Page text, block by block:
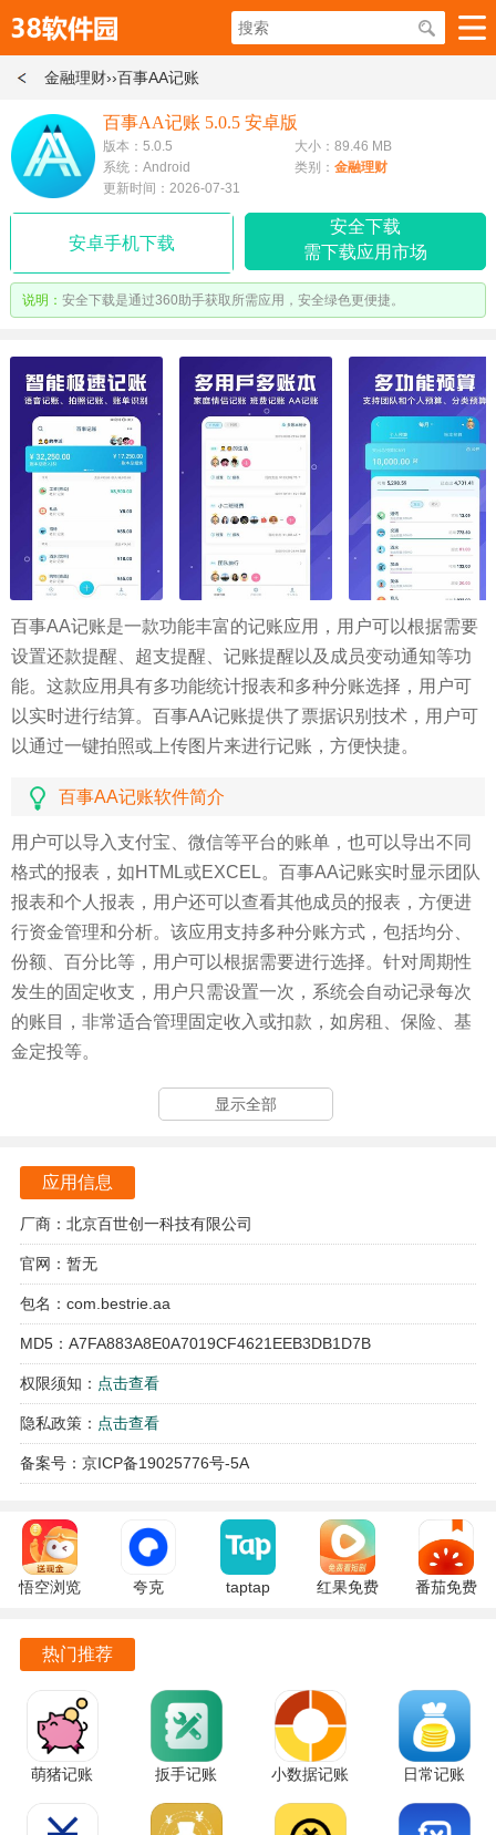
金融理财››百事AA记账
百事AA记账 5.0.5 安卓版
版本：5.0.5
大小：89.46 MB
系统：Android
类别： 金融理财
更新时间：2026-07-31
安卓手机下载
安全下载
需下载应用市场
说明： 安全下载是通过360助手获取所需应用，安全绿色更便捷。
百事AA记账是一款功能丰富的记账应用，用户可以根据需要
设置还款提醒、超支提醒、记账提醒以及成员变动通知等功
能。这款应用具有多功能统计报表和多种分账选择，用户可
以实时进行结算。百事AA记账提供了票据识别技术，用户可
以通过一键拍照或上传图片来进行记账，方便快捷。
百事AA记账软件简介
用户可以导入支付宝、微信等平台的账单，也可以导出不同
格式的报表，如HTML或EXCEL。百事AA记账实时显示团队
报表和个人报表，用户还可以查看其他成员的报表，方便进
行资金管理和分析。该应用支持多种分账方式，包括均分、
份额、百分比等，用户可以根据需要进行选择。针对周期性
发生的固定收支，用户只需设置一次，系统会自动记录每次
的账目，非常适合管理固定收入或扣款，如房租、保险、基
金定投等。
百事AA记账平台优势
日、月、年以及不同类别设定预算，帮助用户合理规划财
用户可以使用语音记账功能，实现智能分类，系统可以自动
识别金额、币种、时间、分类、描述，极大地减轻了用户的
记账压力。
这款应用是一款专业的多人分账工具，支持多账本多币种，
具备多人结算、预算、语音记账、拍照记账、定时周期记
账、统计报表、自定义汇率等功能。
适用于家庭情侣记账、班费记账、多人旅行记账、合伙经营
百事AA记账功能描述
百事AA记账是一款功能强大、操作简便的记账应用，为用户
队的财务，实现财务自由和规划。
显示全部
应用信息
厂商：北京百世创一科技有限公司
官网：暂无
包名：com.bestrie.aa
MD5：A7FA883A8E0A7019CF4621EEB3DB1D7B
权限须知： 点击查看
隐私政策： 点击查看
备案号：京ICP备19025776号-5A
悟空浏览
安卓版
夸克
官方正版
taptap
红果免费
番茄免费
热门推荐
萌猪记账
2.35 最新
版
扳手记账
1.3.7 最新
版
小数据记账
2.2.009 安
卓版
日常记账
3.6.3 官方
版